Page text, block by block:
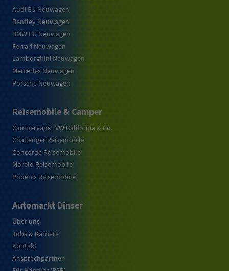
Audi EU Neuwagen
Bentley Neuwagen
BMW EU Neuwagen
Ferrari Neuwagen
Lamborghini Neuwagen
Mercedes Neuwagen
Porsche Neuwagen
Reisemobile & Camper
Campervans | VW California & Co.
Challenger Reisemobile
Concorde Reisemobile
Morelo Reisemobile
Phoenix Reisemobile
Automarkt Dinser
Über uns
Jobs & Karriere
Kontakt
Ansprechpartner